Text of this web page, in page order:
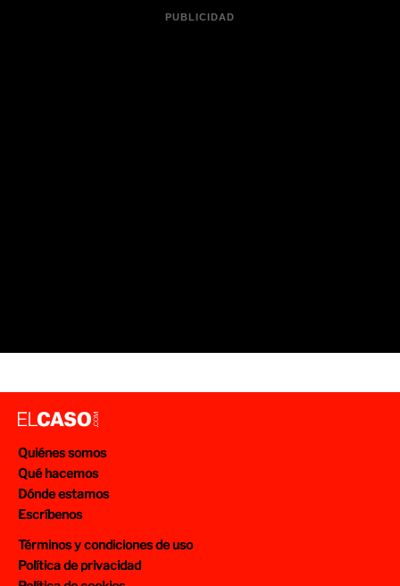
Quiénes somos
Qué hacemos
Dónde estamos
Escríbenos
Términos y condiciones de uso
Política de privacidad